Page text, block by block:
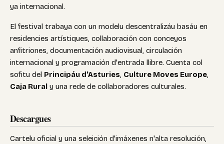
ya internacional.
El festival trabaya con un modelu descentralizáu basáu en
residencies artístiques, collaboración con conceyos
anfitriones, documentación audiovisual, circulación
internacional y programación d'entrada llibre. Cuenta col
sofitu del Principáu d'Asturies, Culture Moves Europe,
Caja Rural y una rede de collaboradores culturales.
Descargues
Cartelu oficial y una seleición d'imáxenes n'alta resolución,